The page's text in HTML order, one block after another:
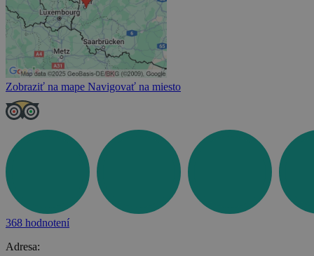
Zobraziť na mape Navigovať na miesto
368 hodnotení
Adresa: